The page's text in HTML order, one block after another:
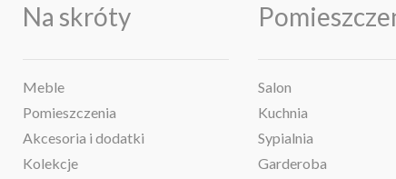
Na skróty
Meble
Pomieszczenia
Akcesoria i dodatki
Kolekcje
Salon
Kuchnia
Sypialnia
Garderoba